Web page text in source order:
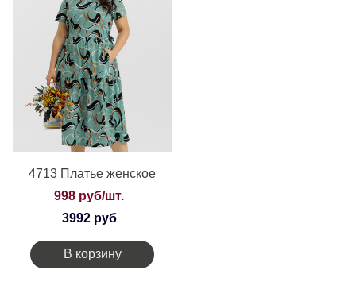
4713 Платье женское
998 руб/шт.
3992 руб
В корзину